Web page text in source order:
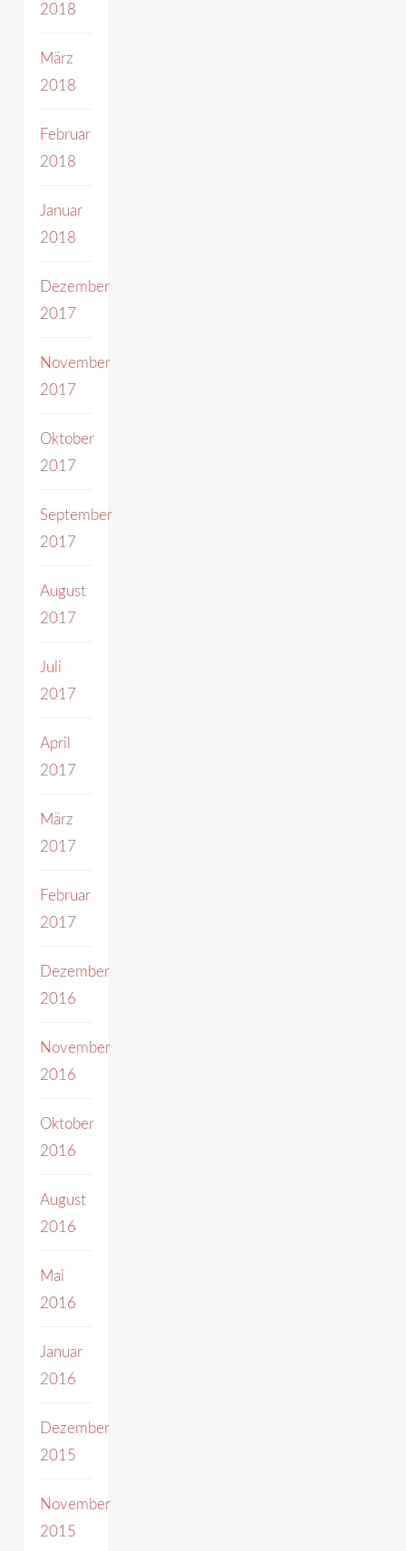
2018
März
2018
Februar
2018
Januar
2018
Dezember
2017
November
2017
Oktober
2017
September
2017
August
2017
Juli
2017
April
2017
März
2017
Februar
2017
Dezember
2016
November
2016
Oktober
2016
August
2016
Mai
2016
Januar
2016
Dezember
2015
November
2015